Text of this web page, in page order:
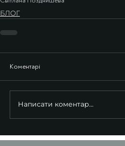
БЛОГ
Коментарі
Написати коментар...